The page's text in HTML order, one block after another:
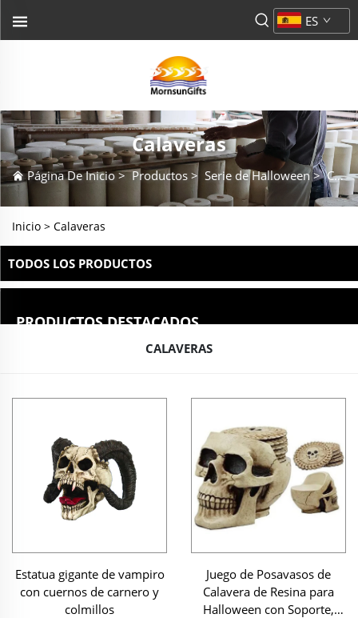
ES
Calaveras
Página De Inicio>Productos > Serie de Halloween>Calaveras
Inicio > Calaveras
TODOS LOS PRODUCTOS
PRODUCTOS DESTACADOS
CALAVERAS
Estatua gigante de vampiro
con cuernos de carnero y
colmillos
Juego de Posavasos de
Calavera de Resina para
Halloween con Soporte,